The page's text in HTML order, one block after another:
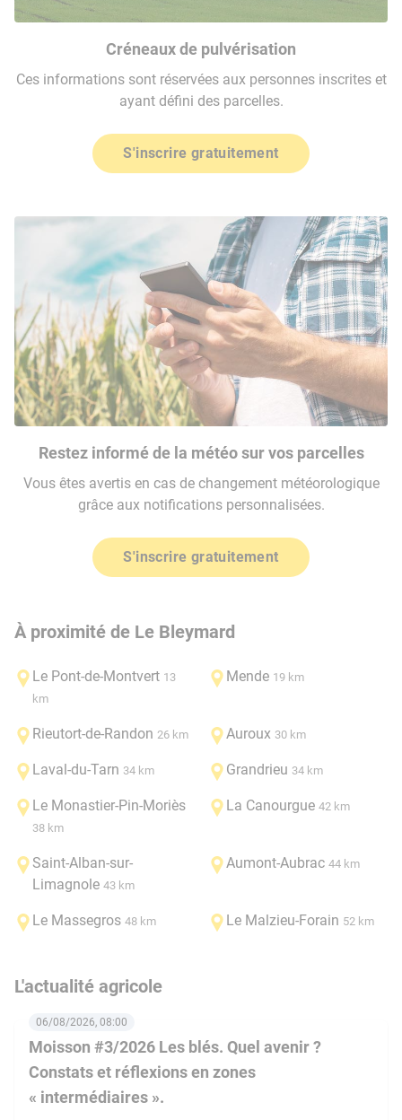
Créneaux de pulvérisation
Ces informations sont réservées aux personnes inscrites et
ayant défini des parcelles.
S'inscrire gratuitement
Restez informé de la météo sur vos parcelles
Vous êtes avertis en cas de changement météorologique
grâce aux notifications personnalisées.
S'inscrire gratuitement
À proximité de Le Bleymard
Le Pont-de-Montvert 13
km
Mende 19 km
Rieutort-de-Randon 26 km Auroux 30 km
Laval-du-Tarn 34 km Grandrieu 34 km
Le Monastier-Pin-Moriès
38 km
La Canourgue 42 km
Saint-Alban-sur-
Limagnole 43 km
Aumont-Aubrac 44 km
Le Massegros 48 km Le Malzieu-Forain 52 km
L'actualité agricole
Moisson #3/2026 Les blés. Quel avenir ?
Constats et réflexions en zones
« intermédiaires ».
06/08/2026, 08:00